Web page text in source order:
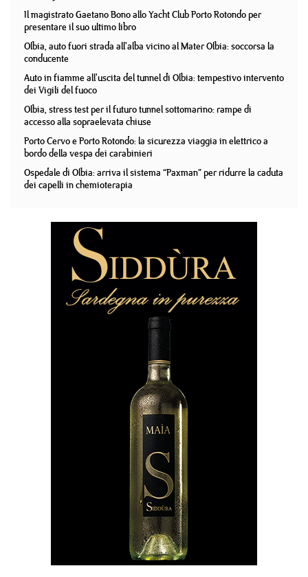
Il magistrato Gaetano Bono allo Yacht Club Porto Rotondo per
presentare il suo ultimo libro
Olbia, auto fuori strada all'alba vicino al Mater Olbia: soccorsa la
conducente
Auto in fiamme all'uscita del tunnel di Olbia: tempestivo intervento
dei Vigili del fuoco
Olbia, stress test per il futuro tunnel sottomarino: rampe di
accesso alla sopraelevata chiuse
Porto Cervo e Porto Rotondo: la sicurezza viaggia in elettrico a
bordo della vespa dei carabinieri
Ospedale di Olbia: arriva il sistema “Paxman” per ridurre la caduta
dei capelli in chemioterapia